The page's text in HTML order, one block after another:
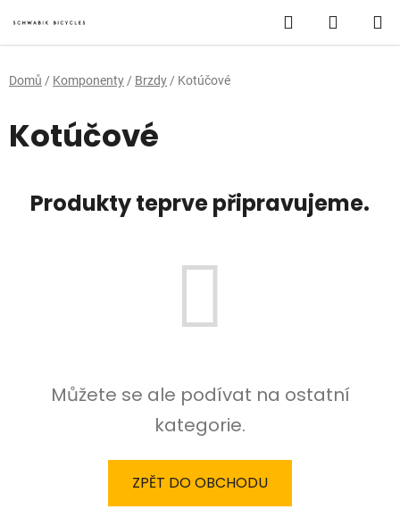
na
obsah
Hledat
KOŠÍK
Domů / Komponenty / Brzdy / Kotúčové
Kotúčové
Produkty teprve připravujeme.
Můžete se ale podívat na ostatní
kategorie.
ZPĚT DO OBCHODU